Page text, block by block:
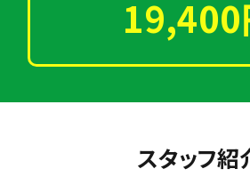
19,400
スタッフ紹